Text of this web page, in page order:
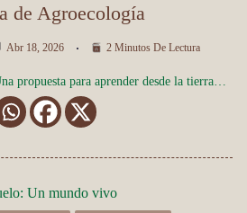
de Agroecología
Abr 18, 2026 2 Minutos De Lectura
propuesta para aprender desde la tierra…